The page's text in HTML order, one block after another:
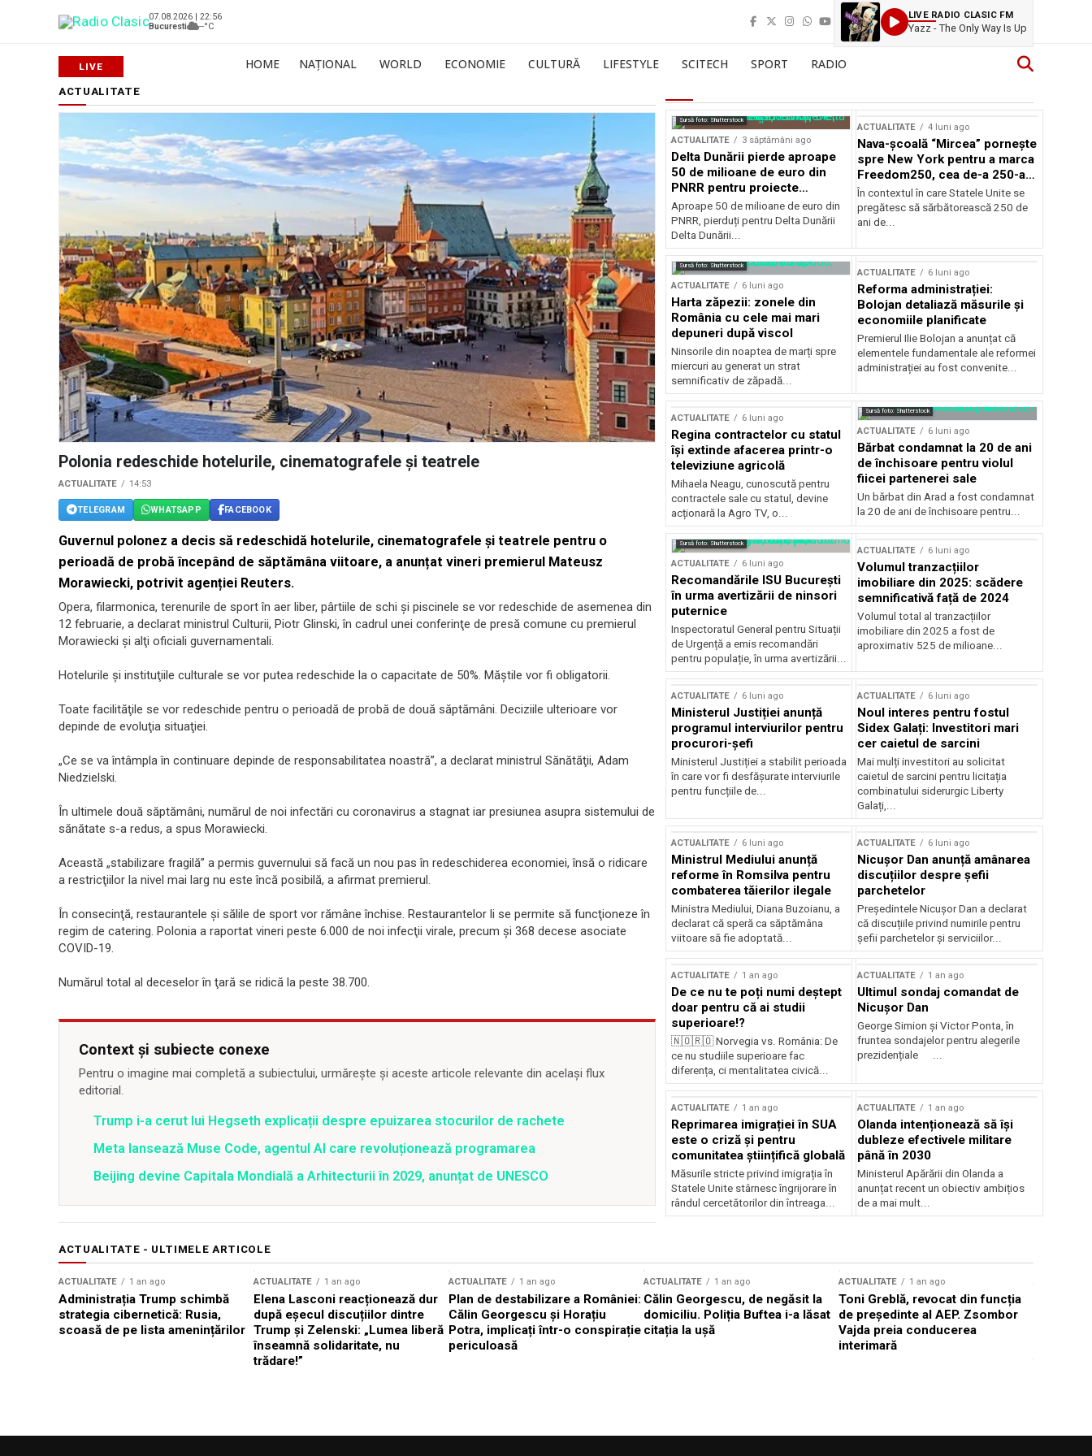
07.08.2026 | 22:56
Bucuresti
--°C
LIVE RADIO CLASIC FM
Yazz - The Only Way Is Up
HOME NAȚIONAL WORLD ECONOMIE CULTURĂ LIFESTYLE SCITECH SPORT RADIO
ACTUALITATE
Polonia redeschide hotelurile, cinematografele și teatrele
ACTUALITATE 14:53
TELEGRAM WHATSAPP FACEBOOK
Guvernul polonez a decis să redeschidă hotelurile, cinematografele şi teatrele pentru o
perioadă de probă începând de săptămâna viitoare, a anunțat vineri premierul Mateusz
Morawiecki, potrivit agenției Reuters.
Opera, filarmonica, terenurile de sport în aer liber, pârtiile de schi şi piscinele se vor redeschide de asemenea din
12 februarie, a declarat ministrul Culturii, Piotr Glinski, în cadrul unei conferinţe de presă comune cu premierul
Morawiecki şi alţi oficiali guvernamentali.
Hotelurile şi instituţiile culturale se vor putea redeschide la o capacitate de 50%. Măştile vor fi obligatorii.
Toate facilităţile se vor redeschide pentru o perioadă de probă de două săptămâni. Deciziile ulterioare vor
depinde de evoluţia situaţiei.
„Ce se va întâmpla în continuare depinde de responsabilitatea noastră”, a declarat ministrul Sănătăţii, Adam
Niedzielski.
În ultimele două săptămâni, numărul de noi infectări cu coronavirus a stagnat iar presiunea asupra sistemului de
sănătate s-a redus, a spus Morawiecki.
Această „stabilizare fragilă” a permis guvernului să facă un nou pas în redeschiderea economiei, însă o ridicare
a restricţiilor la nivel mai larg nu este încă posibilă, a afirmat premierul.
În consecinţă, restaurantele şi sălile de sport vor rămâne închise. Restaurantelor li se permite să funcţioneze în
regim de catering. Polonia a raportat vineri peste 6.000 de noi infecţii virale, precum şi 368 decese asociate
COVID-19.
Numărul total al deceselor în ţară se ridică la peste 38.700.
Context și subiecte conexe
Pentru o imagine mai completă a subiectului, urmărește și aceste articole relevante din același flux
editorial.
Trump i-a cerut lui Hegseth explicații despre epuizarea stocurilor de rachete
Meta lansează Muse Code, agentul AI care revoluționează programarea
Beijing devine Capitala Mondială a Arhitecturii în 2029, anunțat de UNESCO
Sursă foto: Shutterstock
ACTUALITATE 3 săptămâni ago
Delta Dunării pierde aproape
50 de milioane de euro din
PNRR pentru proiecte
esențiale
Aproape 50 de milioane de euro din
PNRR, pierduți pentru Delta Dunării
Delta Dunării...
ACTUALITATE 4 luni ago
Nava-școală “Mircea” pornește
spre New York pentru a marca
Freedom250, cea de-a 250-a
aniversare a Statelor Unite
În contextul în care Statele Unite se
pregătesc să sărbătorească 250 de
ani de...
Sursă foto: Shutterstock
ACTUALITATE 6 luni ago
Harta zăpezii: zonele din
România cu cele mai mari
depuneri după viscol
Ninsorile din noaptea de marți spre
miercuri au generat un strat
semnificativ de zăpadă...
ACTUALITATE 6 luni ago
Reforma administrației:
Bolojan detaliază măsurile și
economiile planificate
Premierul Ilie Bolojan a anunțat că
elementele fundamentale ale reformei
administrației au fost convenite...
ACTUALITATE 6 luni ago
Regina contractelor cu statul
își extinde afacerea printr-o
televiziune agricolă
Mihaela Neagu, cunoscută pentru
contractele sale cu statul, devine
acționară la Agro TV, o...
Sursă foto: Shutterstock
ACTUALITATE 6 luni ago
Bărbat condamnat la 20 de ani
de închisoare pentru violul
fiicei partenerei sale
Un bărbat din Arad a fost condamnat
la 20 de ani de închisoare pentru...
Sursă foto: Shutterstock
ACTUALITATE 6 luni ago
Recomandările ISU București
în urma avertizării de ninsori
puternice
Inspectoratul General pentru Situații
de Urgență a emis recomandări
pentru populație, în urma avertizării...
ACTUALITATE 6 luni ago
Volumul tranzacțiilor
imobiliare din 2025: scădere
semnificativă față de 2024
Volumul total al tranzacțiilor
imobiliare din 2025 a fost de
aproximativ 525 de milioane...
ACTUALITATE 6 luni ago
Ministerul Justiției anunță
programul interviurilor pentru
procurori-șefi
Ministerul Justiției a stabilit perioada
în care vor fi desfășurate interviurile
pentru funcțiile de...
ACTUALITATE 6 luni ago
Noul interes pentru fostul
Sidex Galați: Investitori mari
cer caietul de sarcini
Mai mulți investitori au solicitat
caietul de sarcini pentru licitația
combinatului siderurgic Liberty
Galați,...
ACTUALITATE 6 luni ago
Ministrul Mediului anunță
reforme în Romsilva pentru
combaterea tăierilor ilegale
Ministra Mediului, Diana Buzoianu, a
declarat că speră ca săptămâna
viitoare să fie adoptată...
ACTUALITATE 6 luni ago
Nicușor Dan anunță amânarea
discuțiilor despre șefii
parchetelor
Președintele Nicușor Dan a declarat
că discuțiile privind numirile pentru
șefii parchetelor și serviciilor...
ACTUALITATE 1 an ago
De ce nu te poți numi deștept
doar pentru că ai studii
superioare!?
🇳🇴🇷🇴 Norvegia vs. România: De
ce nu studiile superioare fac
diferența, ci mentalitatea civică...
ACTUALITATE 1 an ago
Ultimul sondaj comandat de
Nicușor Dan
George Simion și Victor Ponta, în
fruntea sondajelor pentru alegerile
prezidențiale ...
ACTUALITATE 1 an ago
Reprimarea imigrației în SUA
este o criză și pentru
comunitatea științifică globală
Măsurile stricte privind imigrația în
Statele Unite stârnesc îngrijorare în
rândul cercetătorilor din întreaga...
ACTUALITATE 1 an ago
Olanda intenționează să își
dubleze efectivele militare
până în 2030
Ministerul Apărării din Olanda a
anunțat recent un obiectiv ambițios
de a mai mult...
ACTUALITATE - ULTIMELE ARTICOLE
ACTUALITATE 1 an ago
Administrația Trump schimbă
strategia cibernetică: Rusia,
scoasă de pe lista amenințărilor
ACTUALITATE 1 an ago
Elena Lasconi reacționează dur
după eșecul discuțiilor dintre
Trump și Zelenski: „Lumea liberă
înseamnă solidaritate, nu
trădare!”
ACTUALITATE 1 an ago
Plan de destabilizare a României:
Călin Georgescu și Horațiu
Potra, implicați într-o conspirație
periculoasă
ACTUALITATE 1 an ago
Călin Georgescu, de negăsit la
domiciliu. Poliția Buftea i-a lăsat
citația la ușă
ACTUALITATE 1 an ago
Toni Greblă, revocat din funcția
de președinte al AEP. Zsombor
Vajda preia conducerea
interimară